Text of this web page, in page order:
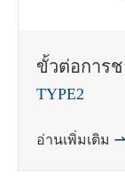
ขั้วต่อการ
TYPE2
อ่านเพิ่มเติม